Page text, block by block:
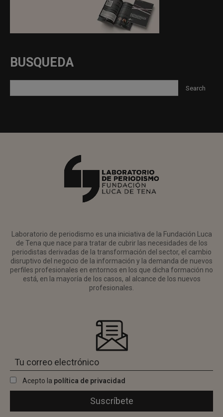
BUSQUEDA
Laboratorio de periodismo es una iniciativa de la Fundación Luca
de Tena que nace para tratar de cubrir las necesidades de los
periodistas derivadas de la transformación del sector, el cambio
disruptivo del negocio de la información y la demanda de nuevos
perfiles profesionales en entornos en los que dicha formación no
está, en la mayoría de los casos, al alcance de los nuevos
profesionales.
Acepto la política de privacidad